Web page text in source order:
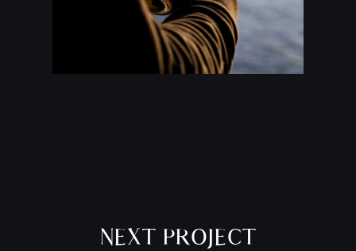
NEXT PROJECT